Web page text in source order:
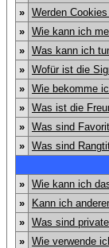
» Werden
» Wie kann ich
» Was kann ich
» Wofür ist die
» Wie bekomme
» Was ist die
» Was sind
» Was sind
» Wie kann ich
»
Kann ich
» Was sind
» Wie verwende